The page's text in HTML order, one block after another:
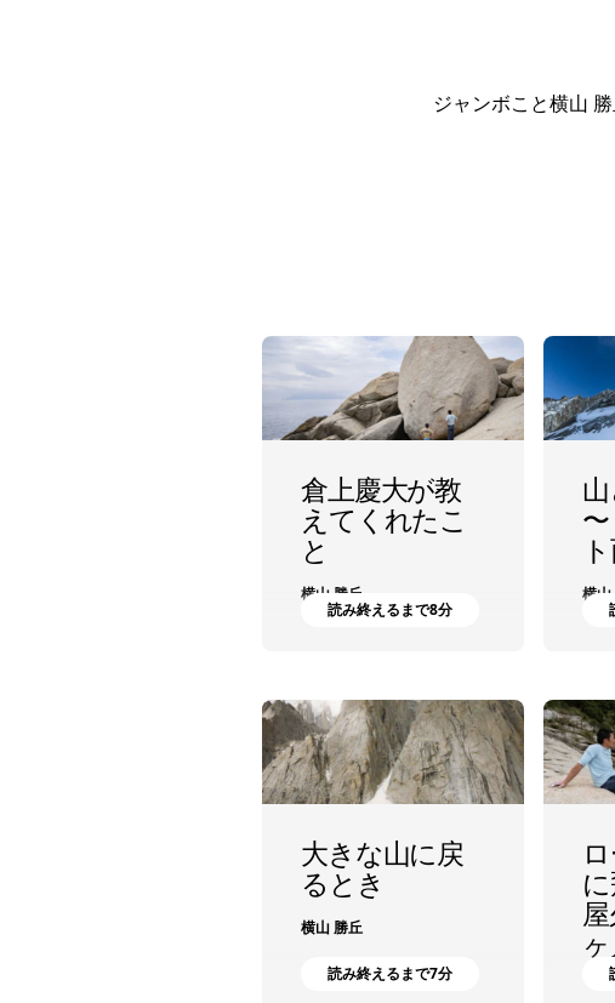
ジャンボこと横山
倉上慶大が教
えてくれたこ
と
横山 勝丘
読み終えるまで8分
横山
大きな山に戻
るとき
横山 勝丘
読み終えるまで7分
横